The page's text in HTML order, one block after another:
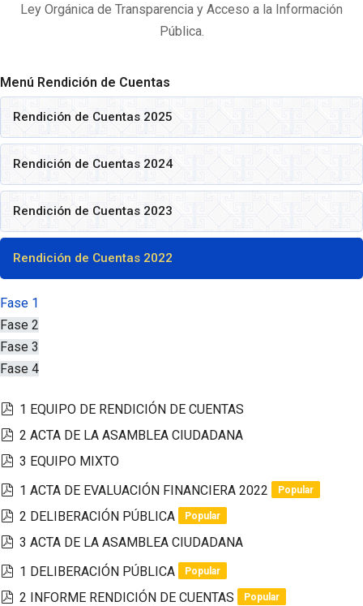
Ley Orgánica de Transparencia y Acceso a la Información
Pública.
Menú Rendición de Cuentas
Rendición de Cuentas 2025
Rendición de Cuentas 2024
Rendición de Cuentas 2023
Rendición de Cuentas 2022
Fase 1
Fase 2
Fase 3
Fase 4
pdf
1 EQUIPO DE RENDICIÓN DE CUENTAS
pdf
2 ACTA DE LA ASAMBLEA CIUDADANA
pdf
3 EQUIPO MIXTO
pdf
1 ACTA DE EVALUACIÓN FINANCIERA 2022 Popular
pdf
2 DELIBERACIÓN PÚBLICA Popular
pdf
3 ACTA DE LA ASAMBLEA CIUDADANA
pdf
1 DELIBERACIÓN PÚBLICA Popular
pdf
2 INFORME RENDICIÓN DE CUENTAS Popular